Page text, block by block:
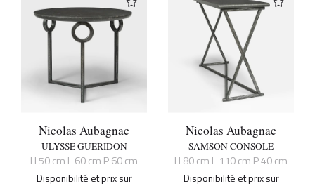
Nicolas Aubagnac
ULYSSE GUERIDON
H 50 cm L 60 cm P 60 cm
Disponibilité et prix sur
Nicolas Aubagnac
SAMSON CONSOLE
H 80 cm L 110 cm P 40 cm
Disponibilité et prix sur